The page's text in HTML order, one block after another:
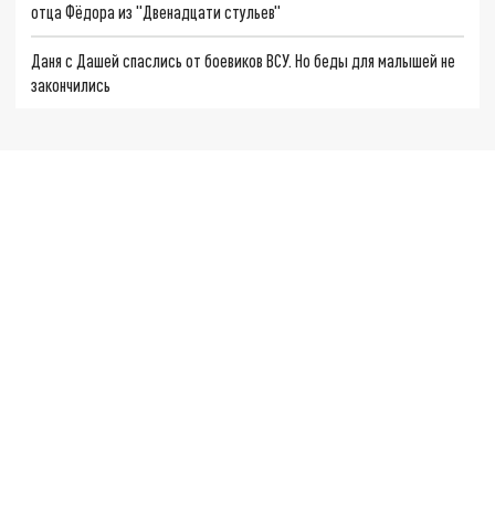
отца Фёдора из "Двенадцати стульев"
Даня с Дашей спаслись от боевиков ВСУ. Но беды для малышей не
закончились